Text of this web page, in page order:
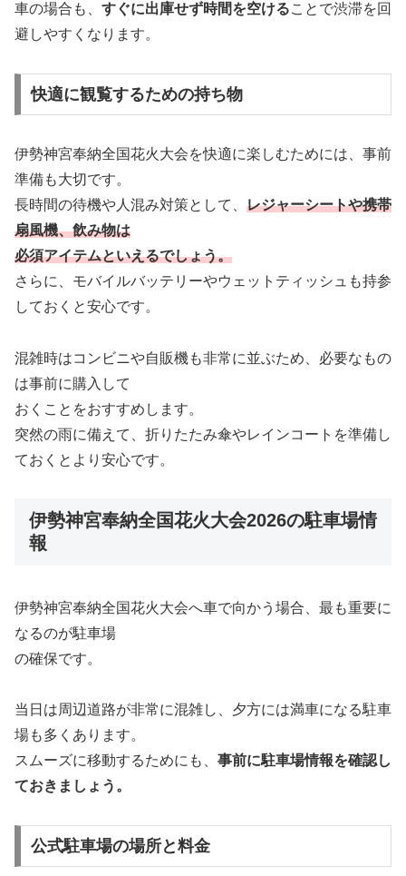
車の場合も、 すぐに出庫せず時間を空けることで渋滞を回
避しやすくなります。
快適に観覧するための持ち物
伊勢神宮奉納全国花火大会を快適に楽しむためには、事前
準備も大切です。
長時間の待機や人混み対策として、 レジャーシートや携帯
扇風機、飲み物は
必須アイテムといえるでしょう。
さらに、モバイルバッテリーやウェットティッシュも持参
しておくと安心です。
混雑時はコンビニや自販機も非常に並ぶため、必要なもの
は事前に購入して
おくことをおすすめします。
突然の雨に備えて、折りたたみ傘やレインコートを準備し
ておくとより安心です。
伊勢神宮奉納全国花火大会2026の駐車場情
報
伊勢神宮奉納全国花火大会へ車で向かう場合、最も重要に
なるのが駐車場
の確保です。
当日は周辺道路が非常に混雑し、夕方には満車になる駐車
場も多くあります。
スムーズに移動するためにも、 事前に駐車場情報を確認し
ておきましょう。
公式駐車場の場所と料金